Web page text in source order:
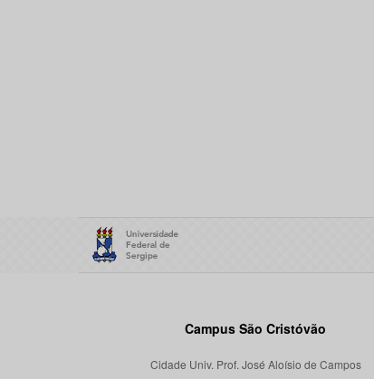
Campus São Cristóvão
Cidade Univ. Prof. José Aloísio de Campos